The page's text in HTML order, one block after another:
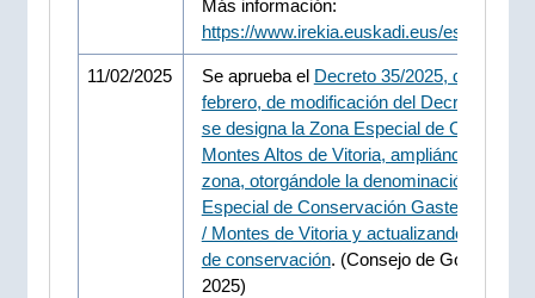
Más información:
https://www.irekia.euskadi.eus/es/news/
11/02/2025 Se aprueba el Decreto 35/2025, de 11 de
febrero, de modificación del Decreto por el
se designa la Zona Especial de
Montes Altos de Vitoria, ampliándose dicha
zona, otorgándole la denominación Zona
Especial de Conservación Gasteizko
/ Montes de Vitoria y actualizando sus
de conservación. (Consejo de Gobierno
2025)